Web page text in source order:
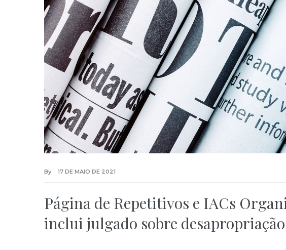
By 17 DE MAIO DE 2021
Página de Repetitivos e IACs
inclui julgado sobre desapropriação